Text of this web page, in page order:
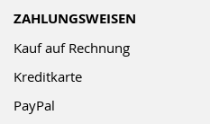
ZAHLUNGSWEISEN
Kauf auf Rechnung
Kreditkarte
PayPal